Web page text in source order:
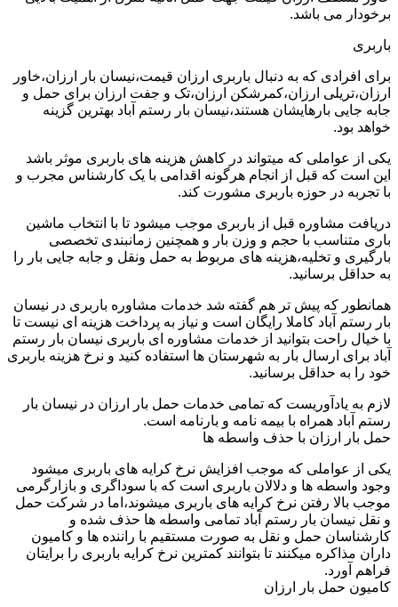
برخودار می باشد.
باربری
برای افرادی که به دنبال باربری ارزان قیمت،نیسان بار ارزان،خاور
ارزان،تریلی ارزان،کمرشکن ارزان،تک و جفت ارزان برای حمل و
جابه جایی بارهایشان هستند،نیسان بار رستم آباد بهترین گزینه
خواهد بود.
یکی از عواملی که میتواند در کاهش هزینه های باربری موثر باشد
این است که قبل از انجام هرگونه اقدامی با یک کارشناس مجرب و
با تجربه در حوزه باربری مشورت کند.
دریافت مشاوره قبل از باربری موجب میشود تا با انتخاب ماشین
باری متناسب با حجم و وزن بار و همچنین زمانبندی تخصصی
بارگیری و تخلیه،هزینه های مربوط به حمل ونقل و جابه جایی بار را
به حداقل برسانید.
همانطور که پیش تر هم گفته شد خدمات مشاوره باربری در نیسان
بار رستم آباد کاملا رایگان است و نیاز به پرداخت هزینه ای نیست تا
با خیال راحت بتوانید از خدمات مشاوره ای باربری نیسان بار رستم
آباد برای ارسال بار به شهرستان ها استفاده کنید و نرخ هزینه باربری
خود را به حداقل برسانید.
لازم به یادآوریست که تمامی خدمات حمل بار ارزان در نیسان بار
رستم آباد همراه با بیمه نامه و بارنامه است.
حمل بار ارزان با حذف واسطه ها
یکی از عواملی که موجب افزایش نرخ کرایه های باربری میشود
وجود واسطه ها و دلالان باربری است که با سوداگری و بازارگرمی
موجب بالا رفتن نرخ کرایه های باربری میشوند،اما در شرکت حمل
و نقل نیسان بار رستم آباد تمامی واسطه ها حذف شده و
کارشناسان حمل و نقل به صورت مستقیم با راننده ها و کامیون
داران مذاکره میکنند تا بتوانند کمترین نرخ کرایه باربری را برایتان
فراهم آورد.
کامیون حمل بار ارزان